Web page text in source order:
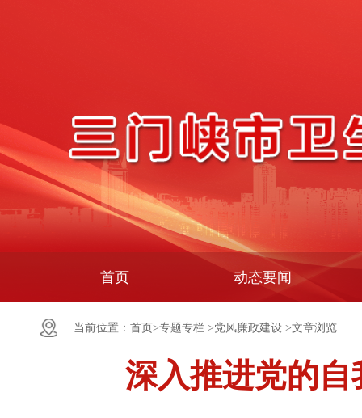
首页 动态要闻
当前位置： 首页>专题专栏 >党风廉政建设 >文章浏览
深入推进党的